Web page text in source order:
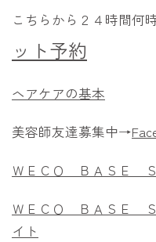
こちらから２４時間何
ット予約
ヘアケアの基本
美容師友達募集中→
ＷＥＣＯ ＢＡＳＥ
ＷＥＣＯ ＢＡＳＥ
イト